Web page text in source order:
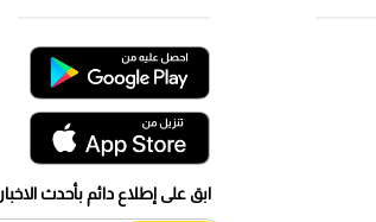
ابق على إطلاع دائم بأحدث الاخبار